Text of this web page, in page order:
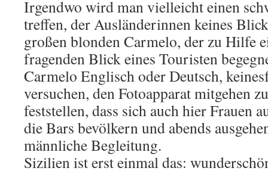
Irgendwo wird man vielleicht einen
treffen, der Ausländerinnen keines
großen blonden Carmelo, der zu Hilfe
fragenden Blick eines Touristen
Carmelo Englisch oder Deutsch,
versuchen, den Fotoapparat mitgehen
feststellen, dass sich auch hier Frauen
die Bars bevölkern und abends
männliche Begleitung.
Sizilien ist erst einmal das: